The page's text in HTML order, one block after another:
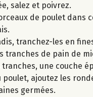
salez et poivrez.
de poulet dans
tranchez-les en
tranches de pain de
une couche
ajoutez les
germées.